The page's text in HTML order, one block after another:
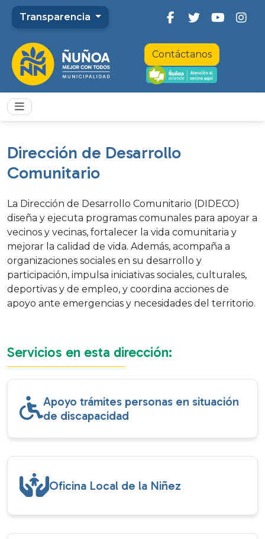
Transparencia
Contáctanos
Dirección de Desarrollo
Comunitario
La Dirección de Desarrollo Comunitario (DIDECO)
diseña y ejecuta programas comunales para apoyar a
vecinos y vecinas, fortalecer la vida comunitaria y
mejorar la calidad de vida. Además, acompaña a
organizaciones sociales en su desarrollo y
participación, impulsa iniciativas sociales, culturales,
deportivas y de empleo, y coordina acciones de
apoyo ante emergencias y necesidades del territorio.
Servicios en esta dirección:
Apoyo trámites personas en situación
de discapacidad
Oficina Local de la Niñez